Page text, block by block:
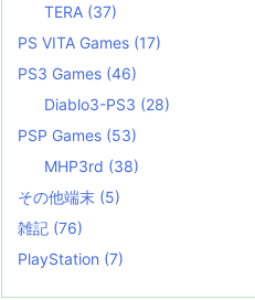
TERA (37)
PS VITA Games (17)
PS3 Games (46)
Diablo3-PS3 (28)
PSP Games (53)
MHP3rd (38)
その他端末 (5)
雑記 (76)
PlayStation (7)